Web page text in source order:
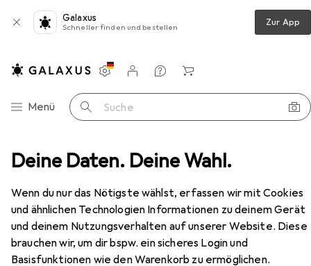
Deine Daten. Deine Wahl.
Wenn du nur das Nötigste wählst, erfassen wir mit Cookies
und ähnlichen Technologien Informationen zu deinem Gerät
und deinem Nutzungsverhalten auf unserer Website. Diese
brauchen wir, um dir bspw. ein sicheres Login und
Basisfunktionen wie den Warenkorb zu ermöglichen.
Galaxus
Schneller finden und bestellen Zur App
Navigation nach Kategorien
Menü Suche
Einstellungen
Kundenkonto
Vergleichslisten
Merklisten
Warenkorb
Sachbücher A Travel Guide to the Middle Ages
EUR
13,80
A Travel Guide to the Middle Ages
Englisch, Anthony Bale, 2024